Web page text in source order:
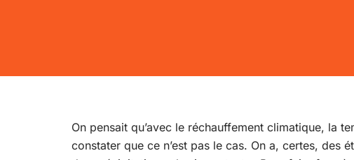
On pensait qu’avec le réchauffement climatique, la
constater que ce n’est pas le cas. On a, certes, des